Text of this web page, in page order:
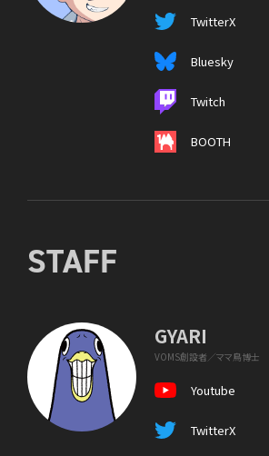
TwitterX
Bluesky
Twitch
BOOTH
STAFF
GYARI
VOMS創設者／ママ鳥博士
Youtube
TwitterX